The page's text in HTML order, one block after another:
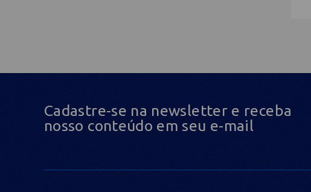
Cadastre-se na newsletter e receba
nosso conteúdo em seu e-mail